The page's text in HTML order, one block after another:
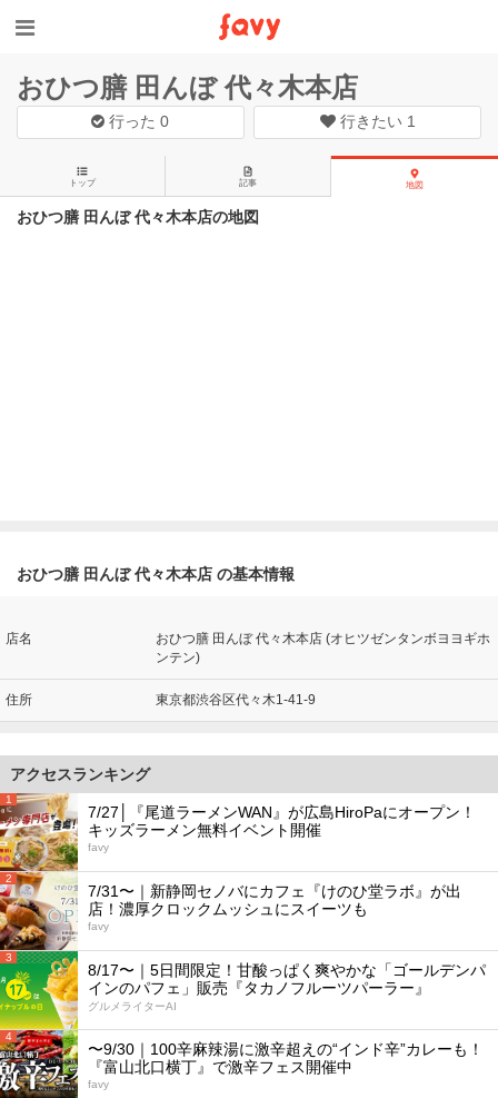
おひつ膳 田んぼ 代々木本店
行った0 行きたい 1
トップ 記事 地図
おひつ膳 田んぼ 代々木本店の地図
おひつ膳 田んぼ 代々木本店 の基本情報
店名
おひつ膳 田んぼ 代々木本店 (オヒツゼンタンボヨヨギホ
ンテン)
住所 東京都渋谷区代々木1-41-9
アクセスランキング
1
7/27│『尾道ラーメンWAN』が広島HiroPaにオープン！
キッズラーメン無料イベント開催
favy
2
7/31〜｜新静岡セノバにカフェ『けのひ堂ラボ』が出
店！濃厚クロックムッシュにスイーツも
favy
3
8/17〜｜5日間限定！甘酸っぱく爽やかな「ゴールデンパ
インのパフェ」販売『タカノフルーツパーラー』
グルメライターAI
4
〜9/30｜100辛麻辣湯に激辛超えの“インド辛”カレーも！
『富山北口横丁』で激辛フェス開催中
favy